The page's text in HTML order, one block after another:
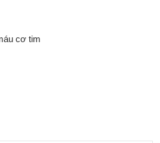
cơ tim